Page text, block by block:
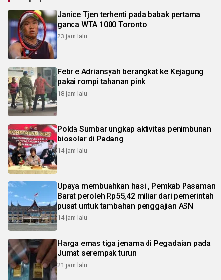
Janice Tjen terhenti pada babak pertama
ganda WTA 1000 Toronto
23 jam lalu
Febrie Adriansyah berangkat ke Kejagung
pakai rompi tahanan pink
18 jam lalu
Polda Sumbar ungkap aktivitas penimbunan
biosolar di Padang
14 jam lalu
Upaya membuahkan hasil, Pemkab Pasaman
Barat peroleh Rp55,42 miliar dari pemerintah
pusat untuk tambahan penggajian ASN
14 jam lalu
Harga emas tiga jenama di Pegadaian pada
Jumat serempak turun
21 jam lalu